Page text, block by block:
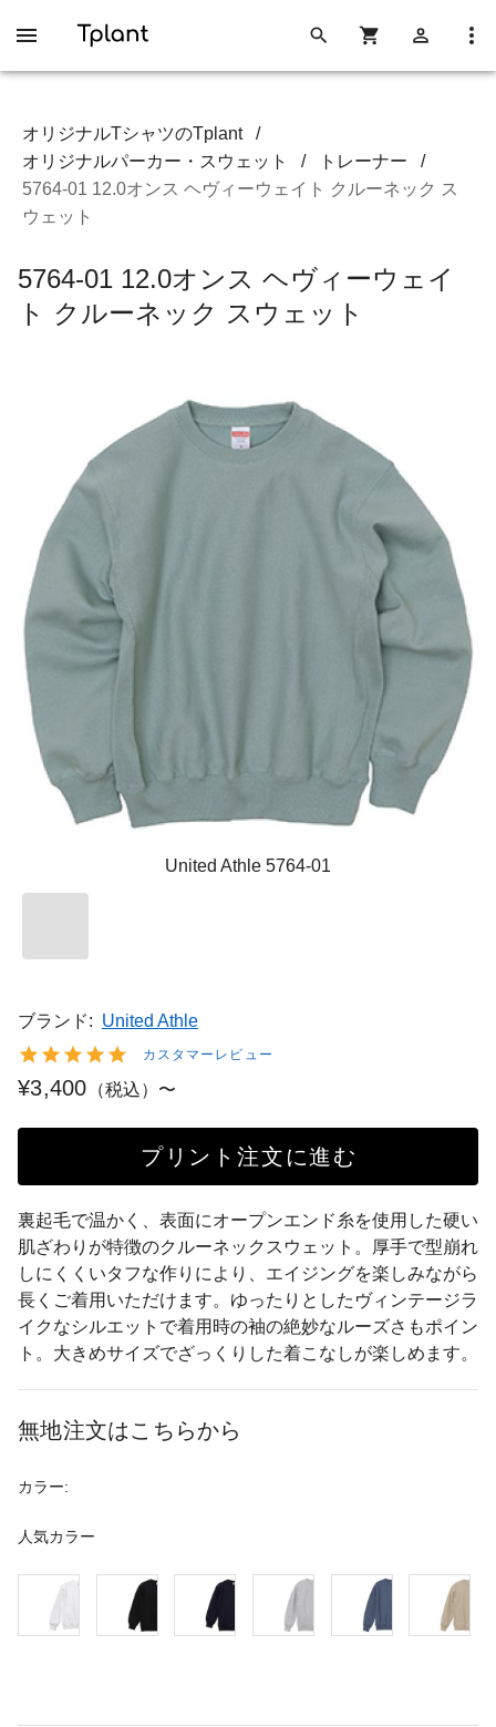
オリジナルTシャツのTplant
/
オリジナルパーカー・スウェット
/ トレーナー
/
5764-01 12.0オンス ヘヴィーウェイト クルーネック ス
ウェット
5764-01 12.0オンス ヘヴィーウェイ
ト クルーネック スウェット
United Athle 5764-01
ブランド: United Athle
カスタマーレビュー
¥3,400 （税込）〜
プリント注文に進む
裏起毛で温かく、表面にオープンエンド糸を使用した硬い
肌ざわりが特徴のクルーネックスウェット。厚手で型崩れ
しにくくいタフな作りにより、エイジングを楽しみながら
長くご着用いただけます。ゆったりとしたヴィンテージラ
イクなシルエットで着用時の袖の絶妙なルーズさもポイン
ト。大きめサイズでざっくりした着こなしが楽しめます。
無地注文はこちらから
カラー:
人気カラー